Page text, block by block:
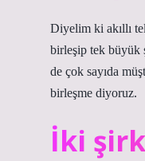
Diyelim ki akıllı
birleşip tek büyük
de çok sayıda
birleşme diyoruz.
İki